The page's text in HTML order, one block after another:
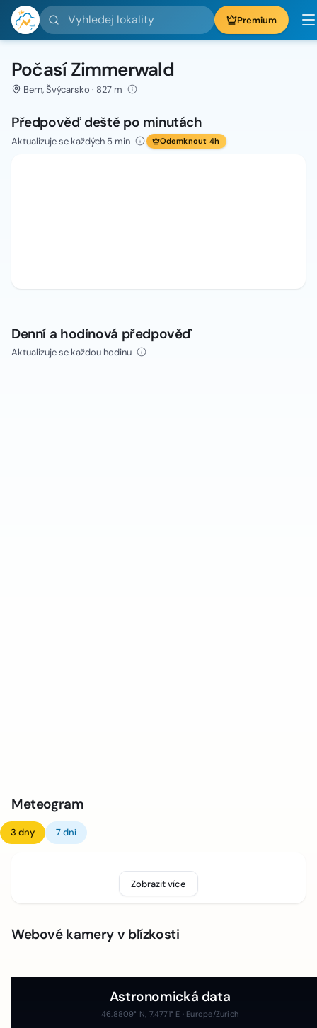
Vyhledej lokality Premium
Počasí Zimmerwald
Bern, Švýcarsko · 827 m
Předpověď deště po minutách
Aktualizuje se každých 5 min Odemknout 4h
Denní a hodinová předpověď
Aktualizuje se každou hodinu
Meteogram
3 dny 7 dní
Zobrazit více
Webové kamery v blízkosti
Astronomická data
46.8809° N, 7.4771° E · Europe/Zurich